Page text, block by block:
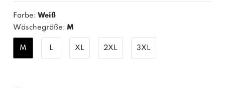
Farbe:Weiß
Wäschegröße: M
M L XL 2XL 3XL